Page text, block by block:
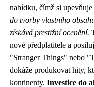
nabídku, čímž si
do tvorby vlastního
získává prestižní ocenění.
nové předplatitele a
"Stranger Things" nebo
dokáže produkovat hity,
kontinenty. Investice do